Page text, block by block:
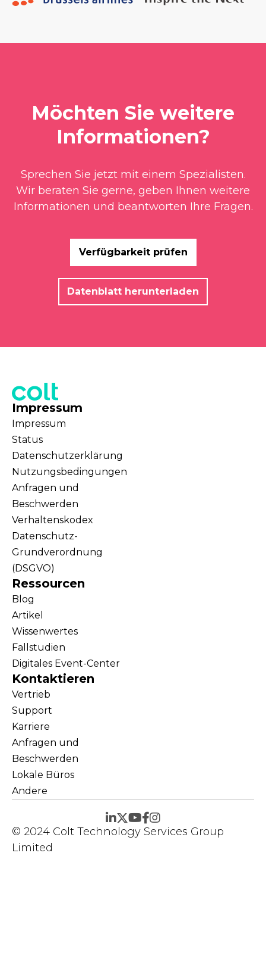
Möchten Sie weitere
Informationen?
Sprechen Sie jetzt mit einem Spezialisten.
Wir beraten Sie gerne, geben Ihnen weitere
Informationen und beantworten Ihre Fragen.
Verfügbarkeit prüfen
Datenblatt herunterladen
Impressum
Impressum
Status
Datenschutzerklärung
Nutzungsbedingungen
Anfragen und
Beschwerden
Verhaltenskodex
Datenschutz-
Grundverordnung
(DSGVO)
Ressourcen
Blog
Artikel
Wissenwertes
Fallstudien
Digitales Event-Center
Kontaktieren
Vertrieb
Support
Karriere
Anfragen und
Beschwerden
Lokale Büros
Andere
© 2024 Colt Technology Services Group
Limited